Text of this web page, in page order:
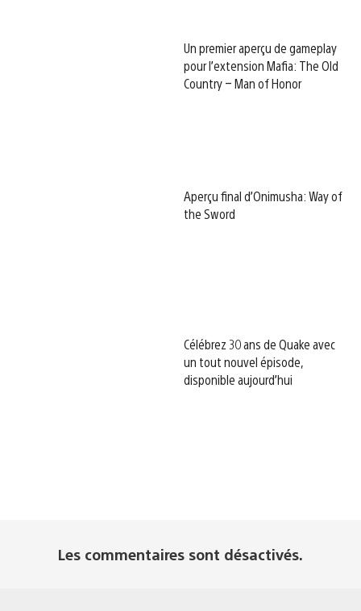
Un premier aperçu de gameplay
pour l’extension Mafia: The Old
Country – Man of Honor
Aperçu final d’Onimusha: Way of
the Sword
Célébrez 30 ans de Quake avec
un tout nouvel épisode,
disponible aujourd’hui
Les commentaires sont désactivés.